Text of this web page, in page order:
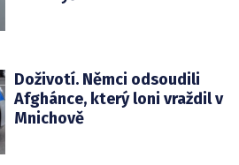
Doživotí. Němci odsoudili
Afghánce, který loni vraždil v
Mnichově